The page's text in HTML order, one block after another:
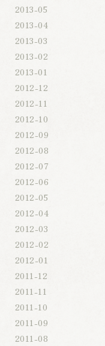
2013-05
2013-04
2013-03
2013-02
2013-01
2012-12
2012-11
2012-10
2012-09
2012-08
2012-07
2012-06
2012-05
2012-04
2012-03
2012-02
2012-01
2011-12
2011-11
2011-10
2011-09
2011-08